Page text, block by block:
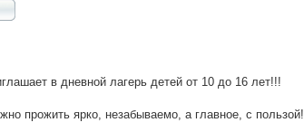
в дневной лагерь детей от 10 до 16 лет!!!
прожить ярко, незабываемо, а главное, с пользой!